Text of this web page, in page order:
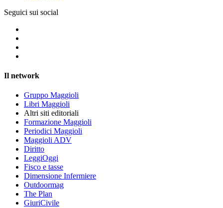
Seguici sui social
Il network
Gruppo Maggioli
Libri Maggioli
Altri siti editoriali
Formazione Maggioli
Periodici Maggioli
Maggioli ADV
Diritto
LeggiOggi
Fisco e tasse
Dimensione Infermiere
Outdoormag
The Plan
GiuriCivile